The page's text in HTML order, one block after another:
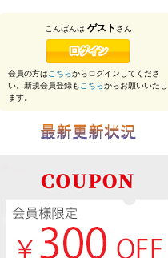
こんばんは ゲスト さん
会員の方はこちらからログインしてくださ
い。新規会員登録もこちらからお願いいたし
ます。